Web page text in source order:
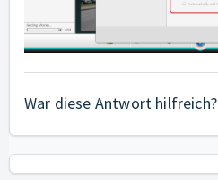
War diese Antwort hilfreich?